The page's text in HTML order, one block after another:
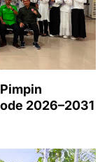
2026–2031